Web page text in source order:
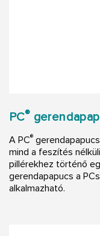
PC®
A PC®
mind a feszítés
pillérekhez történő
gerendapapucs a PCs
alkalmazható.